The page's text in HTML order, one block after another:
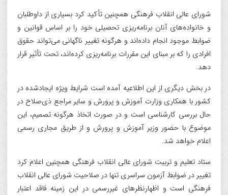
شورای عالی انقلاب فرهنگی همچنین تأکید کرد بسیاری از داوطلبان
و خانواده‌های آنان برنامه‌ریزی تحصیلی خود را بر اساس قوانین و
ضوابط موجود انجام داده‌اند و هرگونه تغییر ناگهانی می‌تواند حقوق
افرادی را که بر مبنای این مقررات برنامه‌ریزی کرده‌اند، تحت تأثیر قرار
دهد.
در بخش دیگری از این اطلاعیه آمده است شرایط ویژه ایجادشده در
کشور با همکاری وزارت آموزش و پرورش و سایر مراجع ذی‌صلاح در
حال بررسی کارشناسی است و در صورت اتخاذ هرگونه تصمیم، این
موضوع با حضور وزیر آموزش و پرورش و از طریق مجاری رسمی
اعلام خواهد شد.
ستاد تعلیم و تربیت شورای عالی انقلاب فرهنگی همچنین اعلام کرد
تغییر در ضوابط آزمون سراسری تنها در صلاحیت شورای عالی انقلاب
فرهنگی است و اظهارنظرهای غیررسمی در این زمینه فاقد اعتبار